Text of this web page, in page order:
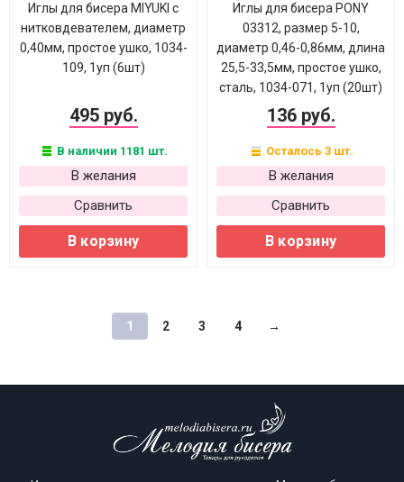
Иглы для бисера MIYUKI с
нитковдевателем, диаметр
0,40мм, простое ушко, 1034-
109, 1уп (6шт)
495 руб.
В наличии 1181 шт.
В желания
Сравнить
В корзину
Иглы для бисера PONY
03312, размер 5-10,
диаметр 0,46-0,86мм, длина
25,5-33,5мм, простое ушко,
сталь, 1034-071, 1уп (20шт)
136 руб.
Осталось 3 шт.
В желания
Сравнить
В корзину
1 2 3 4 →